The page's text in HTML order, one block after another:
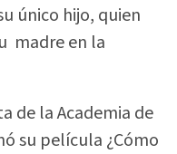
único hijo, quien
madre en la
de la Academia de
su película ¿Cómo